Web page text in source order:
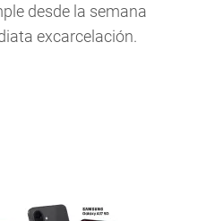
desde la semana
excarcelación.